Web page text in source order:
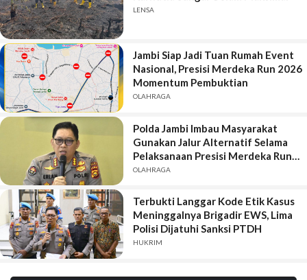
LENSA
Jambi Siap Jadi Tuan Rumah Event
Nasional, Presisi Merdeka Run 2026
Momentum Pembuktian
OLAHRAGA
Polda Jambi Imbau Masyarakat
Gunakan Jalur Alternatif Selama
Pelaksanaan Presisi Merdeka Run
2026
OLAHRAGA
Terbukti Langgar Kode Etik Kasus
Meninggalnya Brigadir EWS, Lima
Polisi Dijatuhi Sanksi PTDH
HUKRIM